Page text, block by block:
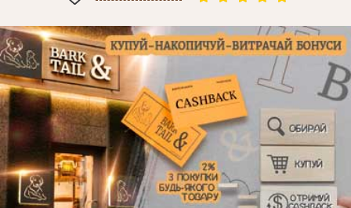
Забули пароль?
Особисті дані